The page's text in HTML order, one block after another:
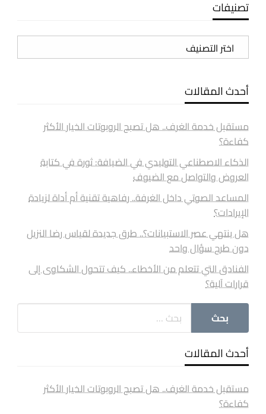
تصنيفات
تصنيفات
أحدث المقالات
مستقبل خدمة الغرف.. هل تصبح الروبوتات الخيار الأكثر
كفاءة؟
الذكاء الاصطناعي التوليدي في الضيافة: ثورة في كتابة
العروض والتواصل مع الضيوف
المساعد الصوتي داخل الغرفة.. رفاهية تقنية أم أداة لزيادة
الإيرادات؟
هل ينتهي عصر الاستبيانات؟.. طرق جديدة لقياس رضا النزيل
دون طرح سؤال واحد
الفنادق التي تتعلم من الأخطاء.. كيف تتحول الشكاوى إلى
قرارات آلية؟
أحدث المقالات
مستقبل خدمة الغرف.. هل تصبح الروبوتات الخيار الأكثر
كفاءة؟